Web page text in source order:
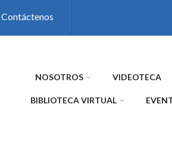
Contáctenos
NOSOTROS VIDEOTECA
BIBLIOTECA VIRTUAL